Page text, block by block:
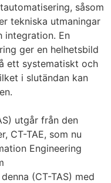
såsom
tekniska utmaningar
integration. En
ger en helhetsbild
ett systematiskt och
i slutändan kan
utgår från den
CT-TAE, som nu
Engineering
(CT-TAS) med